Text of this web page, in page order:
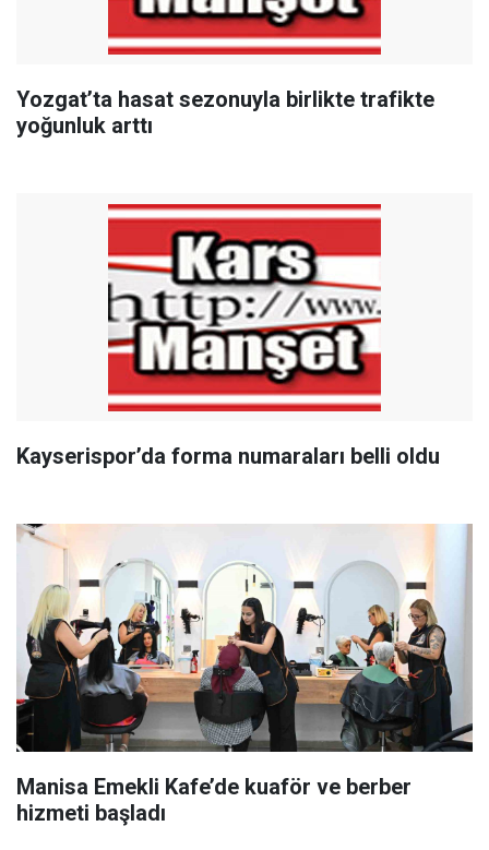
Yozgat’ta hasat sezonuyla birlikte trafikte
yoğunluk arttı
Kayserispor’da forma numaraları belli oldu
Manisa Emekli Kafe’de kuaför ve berber
hizmeti başladı